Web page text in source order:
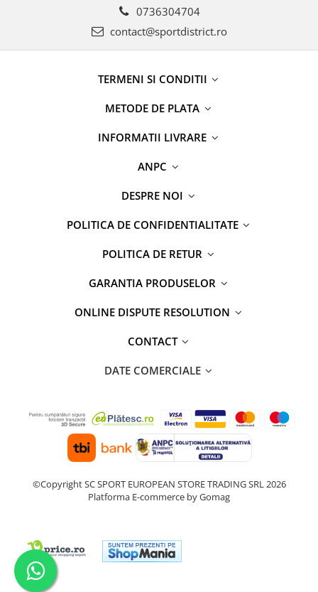
0736304704
contact@sportdistrict.ro
TERMENI SI CONDITII
METODE DE PLATA
INFORMATII LIVRARE
ANPC
DESPRE NOI
POLITICA DE CONFIDENTIALITATE
POLITICA DE RETUR
GARANTIA PRODUSELOR
ONLINE DISPUTE RESOLUTION
CONTACT
DATE COMERCIALE
©Copyright SC SPORT EUROPEAN STORE TRADING SRL 2026
Platforma E-commerce by Gomag